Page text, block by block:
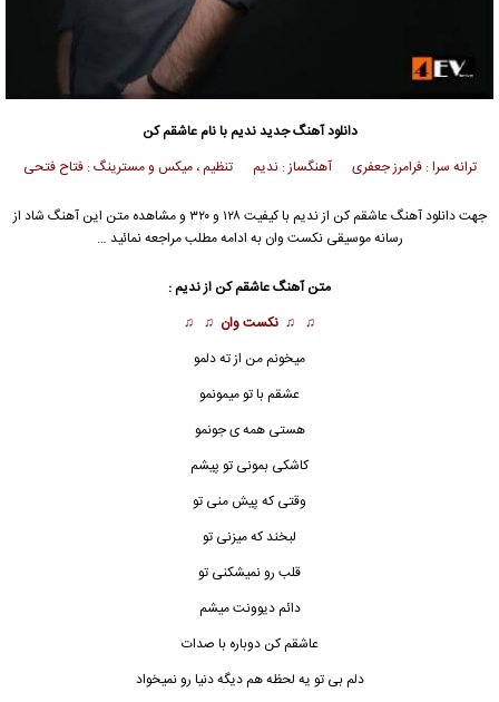
دانلود آهنگ جدیدندیمبا نام عاشقم کن
ترانه سرا : فرامرز جعفری آهنگساز : ندیم تنظیم ، میکس و مسترینگ : فتاح فتحی
جهت دانلود آهنگ عاشقم کن ازندیم
با کیفیت ۱۲۸ و ۳۲۰ و مشاهده متن این آهنگ شاد از
رسانه موسیقی نکست وان به ادامه مطلب مراجعه نمائید …
متن آهنگ عاشقم کن ازندیم:
♫ ♫ نکست وان ♫ ♫
میخونم من از ته دلمو
عشقم با تو میمونمو
هستی همه ی جونمو
کاشکی بمونی تو پیشم
وقتی که پیش منی تو
لبخند که میزنی تو
قلب رو نمیشکنی تو
دائم دیوونت میشم
عاشقم کن دوباره با صدات
دلم بی تو یه لحظه هم دیگه دنیا رو نمیخواد